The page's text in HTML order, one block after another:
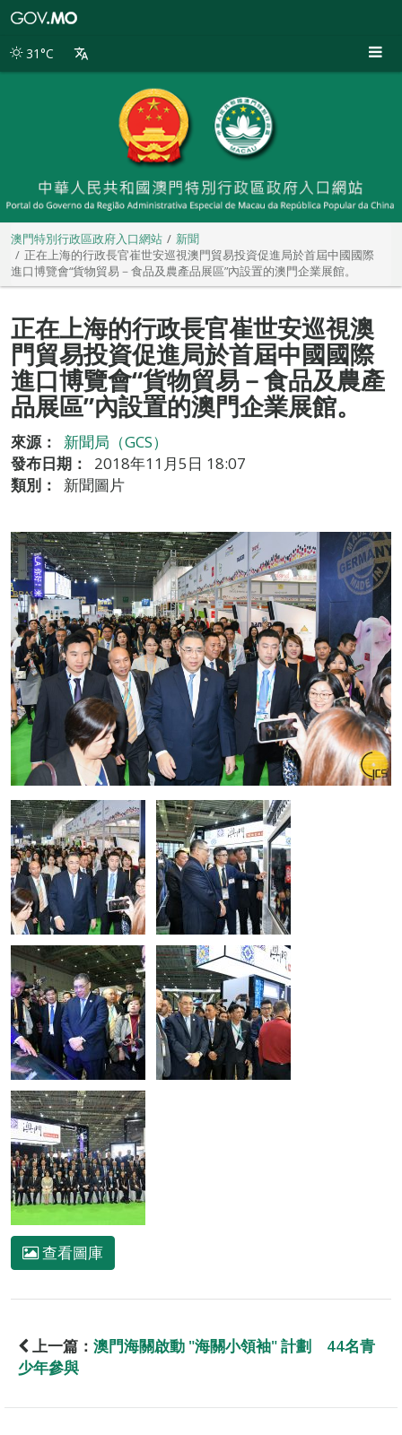
別
31°C
澳門特別行政區政府入口網站
新聞
正在上海的行政長官崔世安巡視澳門貿易投資促進局於首屆中國國際
進口博覽會“貨物貿易－食品及農產品展區”內設置的澳門企業展館。
正在上海的行政長官崔世安巡視澳
門貿易投資促進局於首屆中國國際
進口博覽會“貨物貿易－食品及農產
品展區”內設置的澳門企業展館。
來源：
新聞局（GCS）
發布日期：
2018年11月5日 18:07
類別：
新聞圖片
查看圖庫
上一篇： 澳門海關啟動 "海關小領袖" 計劃 44名青
少年參與